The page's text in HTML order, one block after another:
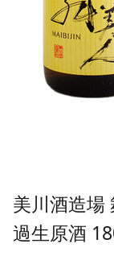
美川酒造場
過生原酒